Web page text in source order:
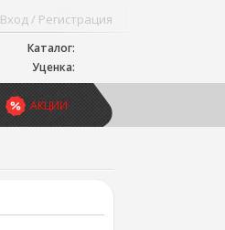
Каталог:
Уценка:
Вход / Регистрация
АКЦИИ